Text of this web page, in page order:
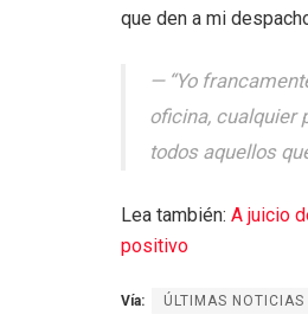
que den a mi
“Yo
oficina, cualquier
todos aquellos
Lea también: A juicio
positivo
Vía: ÚLTIMAS NOTICIAS